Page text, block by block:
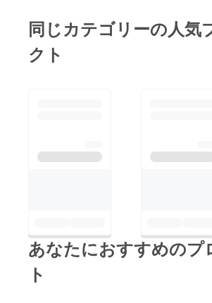
同じカテゴリーの人気
クト
あなたにおすすめのプ
ト